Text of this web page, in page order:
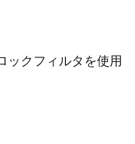
ックフィルタを使用